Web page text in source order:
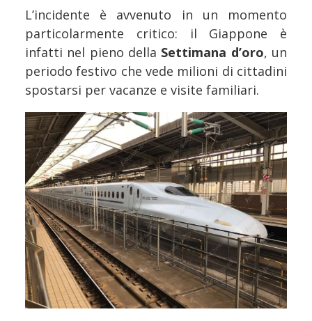
L’incidente è avvenuto in un momento
particolarmente critico: il Giappone è
infatti nel pieno della Settimana d’oro, un
periodo festivo che vede milioni di cittadini
spostarsi per vacanze e visite familiari.